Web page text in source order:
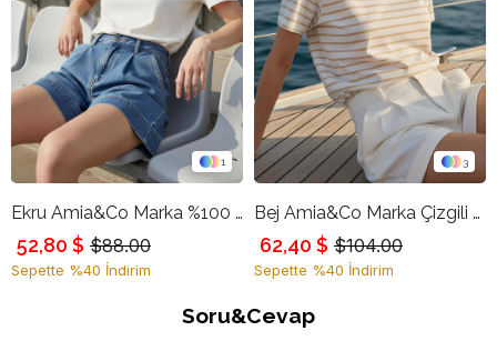
1
Ekru Amia&Co Marka %100 Pamuklu Bisiklet Yaka Kısa Kollu Basic T-Shirt
$88.00
52,80 $
Sepette %40 İndirim
3
Bej Amia&Co Marka Çizgili Bisiklet Yaka Kısa Kollu T-Shirt
$104.00
62,40 $
Sepette %40 İndirim
Soru&Cevap